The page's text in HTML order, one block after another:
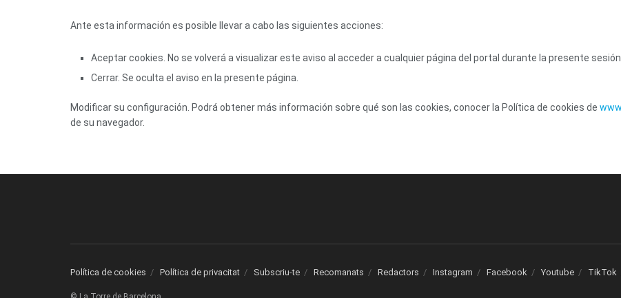
Ante esta información es posible llevar a cabo las siguientes acciones:
Aceptar cookies. No se volverá a visualizar este aviso al acceder a cualquier página del portal durante la presente sesión.
Cerrar. Se oculta el aviso en la presente página.
Modificar su configuración. Podrá obtener más información sobre qué son las cookies, conocer la Política de cookies de
de su navegador.
Política de cookies Política de privacitat Subscriu-te Recomanats Redactors Instagram Facebook Youtube TikTok